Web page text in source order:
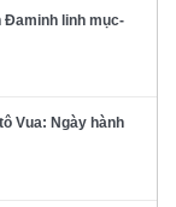
Đaminh linh mục-
Vua: Ngày hành